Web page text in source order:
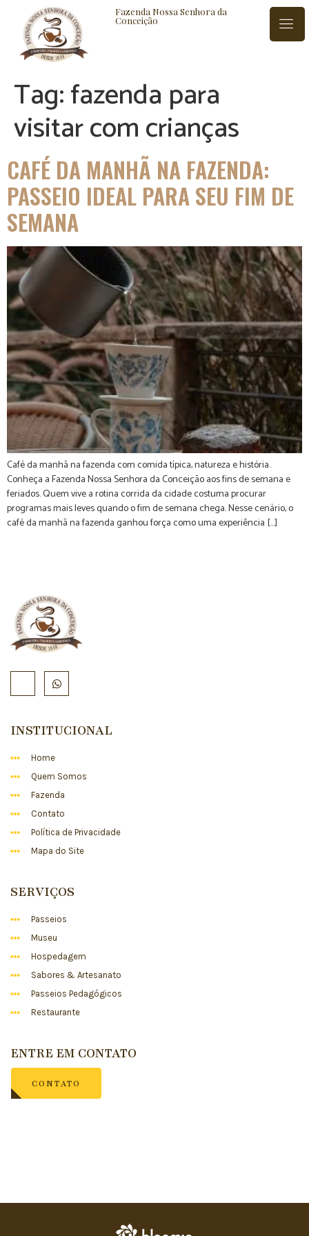
Fazenda Nossa Senhora da
Conceição
BLOG CONTATO
Tag:fazenda para
visitar com crianças
CAFÉ DA MANHÃ NA FAZENDA:
PASSEIO IDEAL PARA SEU FIM DE
SEMANA
Café da manhã na fazenda com comida típica, natureza e história.
Conheça a Fazenda Nossa Senhora da Conceição aos fins de semana e
feriados. Quem vive a rotina corrida da cidade costuma procurar
programas mais leves quando o fim de semana chega. Nesse cenário, o
café da manhã na fazenda ganhou força como uma experiência […]
INSTITUCIONAL
Home
Quem Somos
Fazenda
Contato
Política de Privacidade
Mapa do Site
SERVIÇOS
Passeios
Museu
Hospedagem
Sabores & Artesanato
Passeios Pedagógicos
Restaurante
ENTRE EM CONTATO
CONTATO